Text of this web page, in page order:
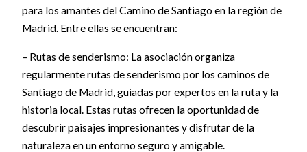
para los amantes del Camino de Santiago en la región de
Madrid. Entre ellas se encuentran:
– Rutas de senderismo: La asociación organiza
regularmente rutas de senderismo por los caminos de
Santiago de Madrid, guiadas por expertos en la ruta y la
historia local. Estas rutas ofrecen la oportunidad de
descubrir paisajes impresionantes y disfrutar de la
naturaleza en un entorno seguro y amigable.